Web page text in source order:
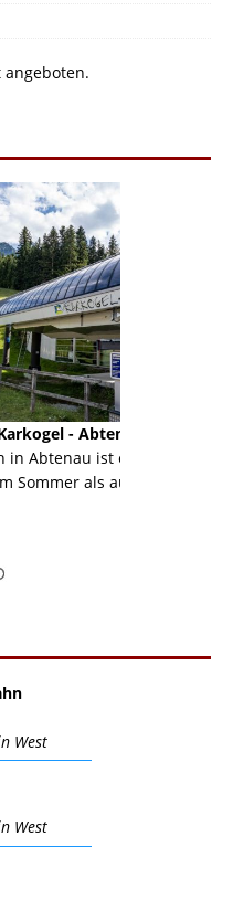
- Salzburg
Kombibahn
im Winter in
West
West